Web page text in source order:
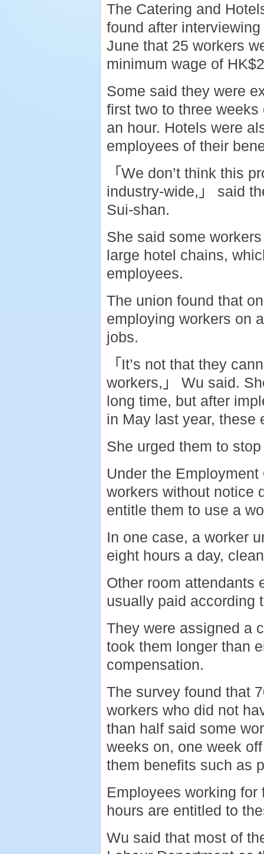
The Catering and
found after
June that 25 workers
minimum wage of
Some said they were
first two to three
an hour. Hotels were
employees of their
「We don’t think this
industry-wide,」 said
Sui-shan.
She said some
large hotel chains,
employees.
The union found that
employing workers on
jobs.
「It’s not that they
workers,」 Wu said.
long time, but after
in May last year, these
She urged them to
Under the
workers without notice
entitle them to use a
In one case, a worker
eight hours a day,
Other room attendants
usually paid according
They were assigned a
took them longer than
compensation.
The survey found that
workers who did not
than half said some
weeks on, one week
them benefits such as
Employees working
hours are entitled to
Wu said that most of